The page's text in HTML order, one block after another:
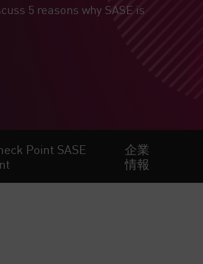
5 reasons why SASE is
Point SASE
企業
情報